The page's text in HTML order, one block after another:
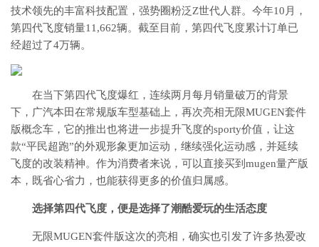
技术领先的丰富科技配置，强势圈粉泛Z世代人群。今年10月，
第四代飞度销量11,662辆。截至目前，第四代飞度累计订单已
经超过了4万辆。
在当下第四代飞度爆红，连续两月每月销量破万的背景
下，广汽本田在常规版车型基础上，再次亮相无限MUGEN套件
版概念车，它的推出也将进一步提升飞度的sporty价值，让这
款“平民超跑”的外观形象更加运动，继续强化运动感，并延续
飞度的改装精神。作为消费者来说，可以直接买到mugen量产版
本，既省心省力，也能获得更多的价值归属感。
选择第四代飞度，便是选择了潮酷爱玩的生活态度
无限MUGEN套件版这次的亮相，确实也引发了许多热爱改